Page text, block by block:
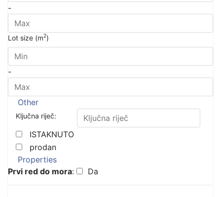
-
Lot size (m2)
-
Other
Ključna riječ:
ISTAKNUTO
prodan
Properties
Prvi red do mora: Da